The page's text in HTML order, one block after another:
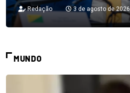
Redação 3 de agosto de 2026
MUNDO